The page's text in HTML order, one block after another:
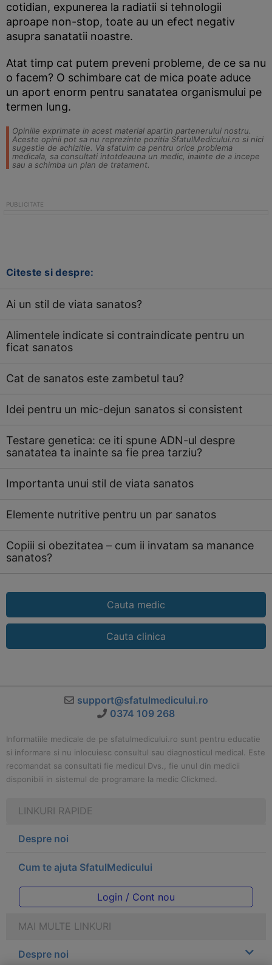
cotidian, expunerea la radiatii si tehnologii
aproape non-stop, toate au un efect negativ
asupra sanatatii noastre.
Atat timp cat putem preveni probleme, de ce sa nu
o facem? O schimbare cat de mica poate aduce
un aport enorm pentru sanatatea organismului pe
termen lung.
Opiniile exprimate in acest material apartin partenerului nostru.
Aceste opinii pot sa nu reprezinte pozitia SfatulMedicului.ro si nici
sugestie de achizitie. Va sfatuim ca pentru orice problema
medicala, sa consultati intotdeauna un medic, inainte de a incepe
sau a schimba un plan de tratament.
Citeste si despre:
Ai un stil de viata sanatos?
Alimentele indicate si contraindicate pentru un
ficat sanatos
Cat de sanatos este zambetul tau?
Idei pentru un mic-dejun sanatos si consistent
Testare genetica: ce iti spune ADN-ul despre
sanatatea ta inainte sa fie prea tarziu?
Importanta unui stil de viata sanatos
Elemente nutritive pentru un par sanatos
Copiii si obezitatea – cum ii invatam sa manance
sanatos?
Cauta medic
Cauta clinica
support@sfatulmedicului.ro
0374 109 268
Informatiile medicale de pe sfatulmedicului.ro sunt pentru educatie
si informare si nu inlocuiesc consultul sau diagnosticul medical. Este
recomandat sa consultati fie medicul Dvs., fie unul din medicii
disponibili in sistemul de programare la medic Clickmed.
LINKURI RAPIDE
Despre noi
Cum te ajuta SfatulMedicului
Login / Cont nou
MAI MULTE LINKURI
Despre noi